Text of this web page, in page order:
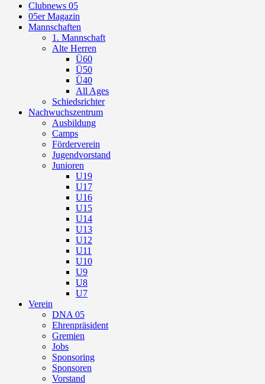
Clubnews 05
05er Magazin
Mannschaften
1. Mannschaft
Alte Herren
Ü60
Ü50
Ü40
All Ages
Schiedsrichter
Nachwuchszentrum
Ausbildung
Camps
Förderverein
Jugendvorstand
Junioren
U19
U17
U16
U15
U14
U13
U12
U11
U10
U9
U8
U7
Verein
DNA 05
Ehrenpräsident
Gremien
Jobs
Sponsoring
Sponsoren
Vorstand